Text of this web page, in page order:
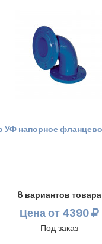
УФ напорное
8 вариантов товара
Ценаот 4390
Под заказ